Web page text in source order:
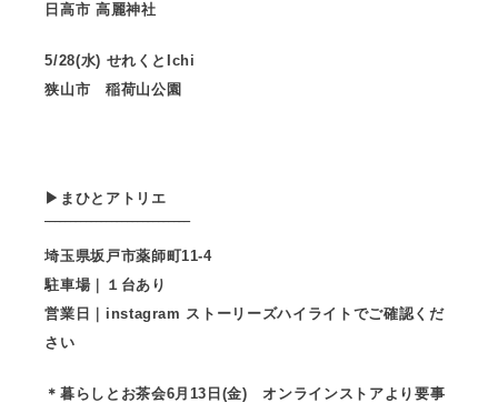
日高市 高麗神社
5/28(水) せれくとIchi
狭山市 稲荷山公園
▶︎まひとアトリエ
‾‾‾‾‾‾‾‾‾‾‾‾‾‾‾‾‾‾‾‾‾‾‾‾‾‾‾‾
埼玉県坂戸市薬師町11-4
駐車場｜１台あり
営業日｜instagram ストーリーズハイライトでご確認くだ
さい
＊暮らしとお茶会6月13日(金) オンラインストアより要事